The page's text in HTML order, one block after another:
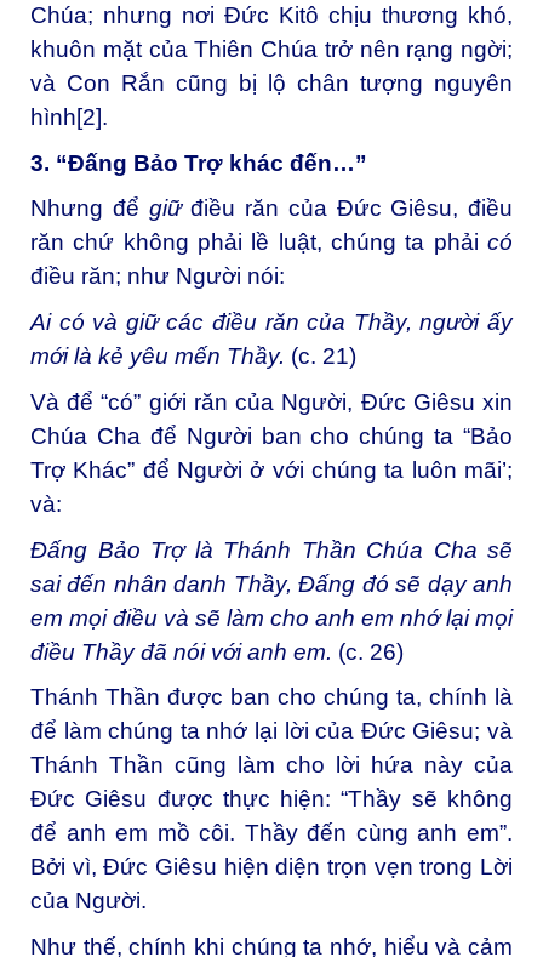
Chúa; nhưng nơi Đức Kitô chịu thương khó,
khuôn mặt của Thiên Chúa trở nên rạng ngời;
và Con Rắn cũng bị lộ chân tượng nguyên
hình[2].
3. “Đấng Bảo Trợ khác đến…”
Nhưng để giữđiều răn của Đức Giêsu, điều
răn chứ không phải lề luật, chúng ta phải có
điều răn; như Người nói:
Ai có và giữ các điều răn của Thầy, người ấy
mới là kẻ yêu mến Thầy. (c. 21)
Và để “có” giới răn của Người, Đức Giêsu xin
Chúa Cha để Người ban cho chúng ta “Bảo
Trợ Khác” để Người ở với chúng ta luôn mãi’;
và:
Đấng Bảo Trợ là Thánh Thần Chúa Cha sẽ
sai đến nhân danh Thầy, Đấng đó sẽ dạy anh
em mọi điều và sẽ làm cho anh em nhớ lại mọi
điều Thầy đã nói với anh em. (c. 26)
Thánh Thần được ban cho chúng ta, chính là
để làm chúng ta nhớ lại lời của Đức Giêsu; và
Thánh Thần cũng làm cho lời hứa này của
Đức Giêsu được thực hiện: “Thầy sẽ không
để anh em mồ côi. Thầy đến cùng anh em”.
Bởi vì, Đức Giêsu hiện diện trọn vẹn trong Lời
của Người.
Như thế, chính khi chúng ta nhớ, hiểu và cảm